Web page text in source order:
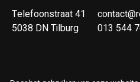
Telefoonstraat 41
5038 DN Tilburg
013 544